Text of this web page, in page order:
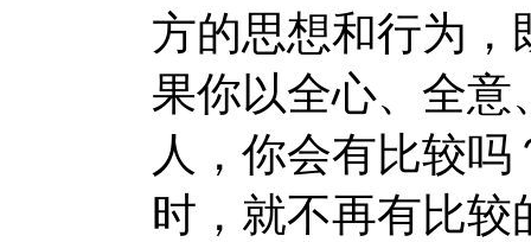
方的思想和行为，
果你以全心、全意
人，你会有比较
时，就不再有比较